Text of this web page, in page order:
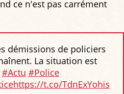
ce n'est pas carrément
démissions de policiers
La situation est
#Actu #Police
https://t.co/TdnExYohis